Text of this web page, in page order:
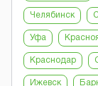
Челябинск
Уфа
Краснодар
Ижевск